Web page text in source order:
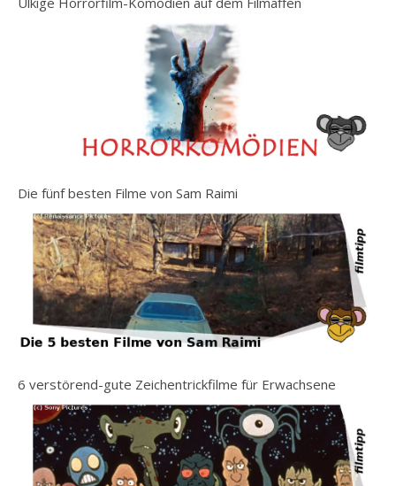
Die fünf besten Filme von Sam Raimi
6 verstörend-gute Zeichentrickfilme für Erwachsene